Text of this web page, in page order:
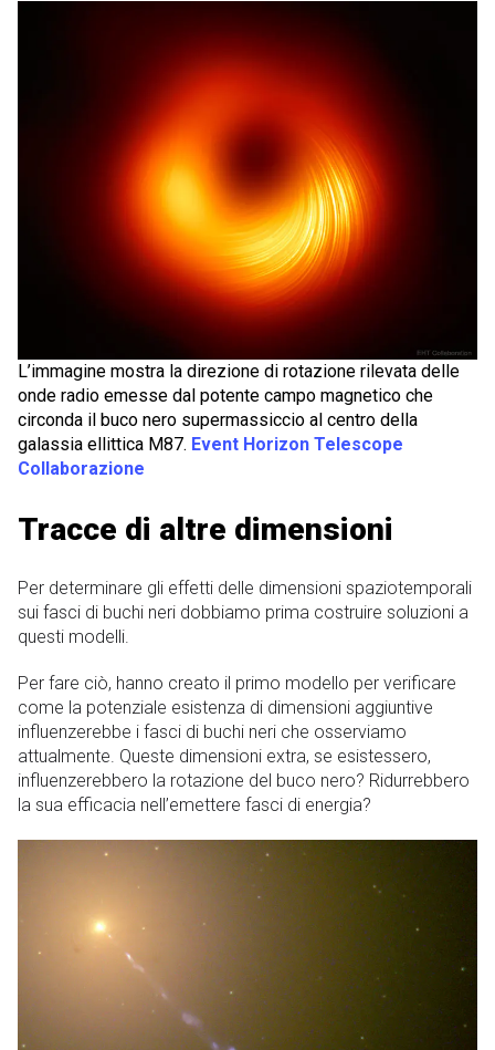
L’immagine mostra la direzione di rotazione rilevata delle
onde radio emesse dal potente campo magnetico che
circonda il buco nero supermassiccio al centro della
galassia ellittica M87. Event Horizon Telescope
Collaborazione
Tracce di altre dimensioni
Per determinare gli effetti delle dimensioni spaziotemporali
sui fasci di buchi neri dobbiamo prima costruire soluzioni a
questi modelli.
Per fare ciò, hanno creato il primo modello per verificare
come la potenziale esistenza di dimensioni aggiuntive
influenzerebbe i fasci di buchi neri che osserviamo
attualmente. Queste dimensioni extra, se esistessero,
influenzerebbero la rotazione del buco nero? Ridurrebbero
la sua efficacia nell’emettere fasci di energia?